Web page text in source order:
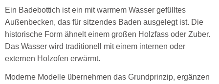
Ein Badebottich ist ein mit warmem Wasser gefülltes
Außenbecken, das für sitzendes Baden ausgelegt ist. Die
historische Form ähnelt einem großen Holzfass oder Zuber.
Das Wasser wird traditionell mit einem internen oder
externen Holzofen erwärmt.
Moderne Modelle übernehmen das Grundprinzip, ergänzen